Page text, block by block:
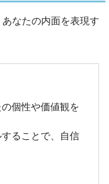
なたの内面を表現す
個性や価値観を
することで、自信